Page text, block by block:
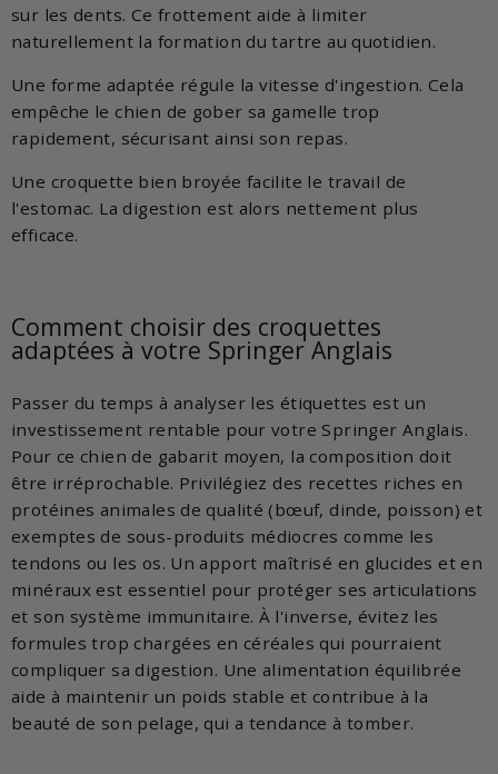
sur les dents. Ce frottement aide à limiter
naturellement la formation du tartre au quotidien.
Une forme adaptée régule la vitesse d'ingestion. Cela
empêche le chien de gober sa gamelle trop
rapidement, sécurisant ainsi son repas.
Une croquette bien broyée facilite le travail de
l'estomac. La digestion est alors nettement plus
efficace.
Comment choisir des croquettes
adaptées à votre Springer Anglais
Passer du temps à analyser les étiquettes est un
investissement rentable pour votre Springer Anglais.
Pour ce chien de gabarit moyen, la composition doit
être irréprochable. Privilégiez des recettes riches en
protéines animales de qualité (bœuf, dinde, poisson) et
exemptes de sous-produits médiocres comme les
tendons ou les os. Un apport maîtrisé en glucides et en
minéraux est essentiel pour protéger ses articulations
et son système immunitaire. À l'inverse, évitez les
formules trop chargées en céréales qui pourraient
compliquer sa digestion. Une alimentation équilibrée
aide à maintenir un poids stable et contribue à la
beauté de son pelage, qui a tendance à tomber.